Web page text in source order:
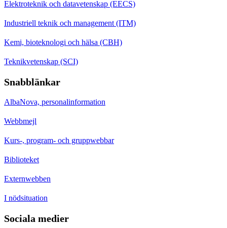
Elektroteknik och datavetenskap (EECS)
Industriell teknik och management (ITM)
Kemi, bioteknologi och hälsa (CBH)
Teknikvetenskap (SCI)
Snabblänkar
AlbaNova, personalinformation
Webbmejl
Kurs-, program- och gruppwebbar
Biblioteket
Externwebben
I nödsituation
Sociala medier